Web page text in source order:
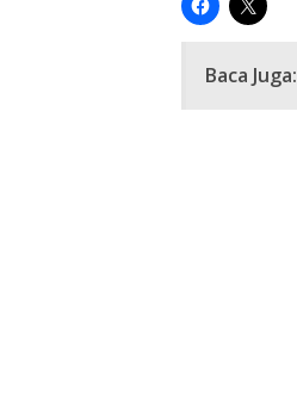
Baca Juga: